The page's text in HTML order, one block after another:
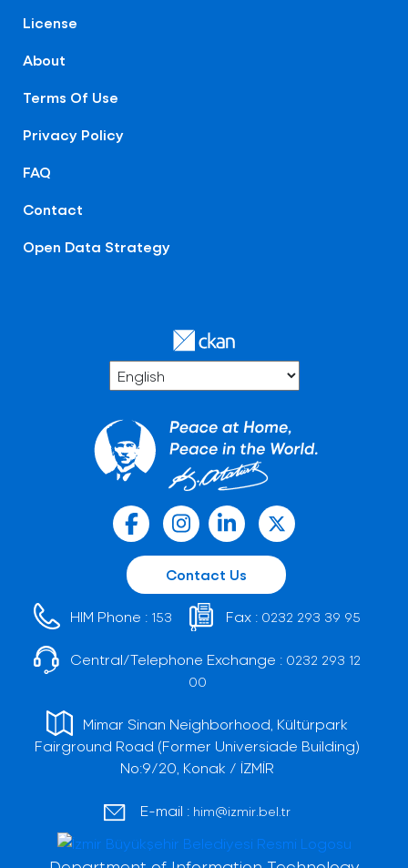
License
About
Terms Of Use
Privacy Policy
FAQ
Contact
Open Data Strategy
Contact Us
HIM Phone : 153 Fax : 0232 293 39 95
Central/Telephone Exchange : 0232 293 12
00
Mimar Sinan Neighborhood, Kültürpark
Fairground Road (Former Universiade Building)
No:9/20, Konak / İZMİR
E-mail : him@izmir.bel.tr